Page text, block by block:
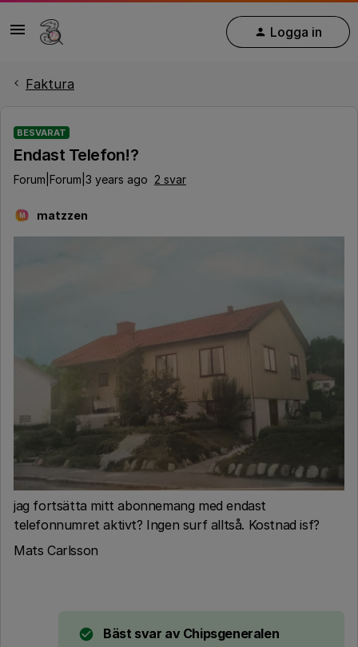
Logga in
Faktura
BESVARAT
Endast Telefon!?
Forum|Forum|3 years ago 2 svar
M matzzen
jag fortsätta mitt abonnemang med endast
telefonnumret aktivt? Ingen surf alltså. Kostnad isf?
Mats Carlsson
Bäst svar av Chipsgeneralen